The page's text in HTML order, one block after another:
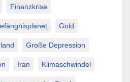
Finanzkrise
Gold
Große Depression
Iran Klimaschwindel